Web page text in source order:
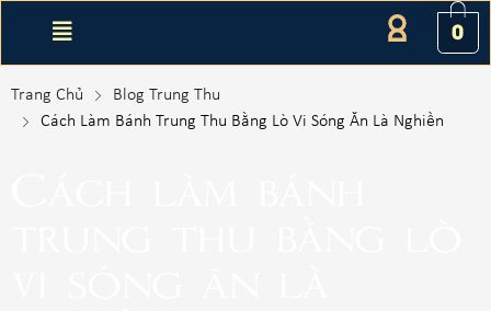
0
Trang Chủ
Blog Trung Thu
Cách Làm Bánh Trung Thu Bằng Lò Vi Sóng Ăn Là Nghiền